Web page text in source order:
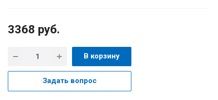
3368 руб.
В корзину
Задать вопрос